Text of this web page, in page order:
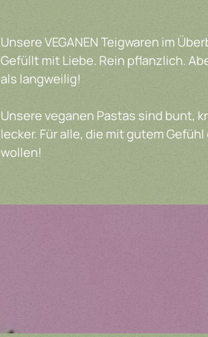
Unsere VEGANEN Teigwaren im
Gefüllt mit Liebe. Rein pflanzlich.
als langweilig!
Unsere veganen Pastas sind bunt,
lecker. Für alle, die mit gutem
wollen!